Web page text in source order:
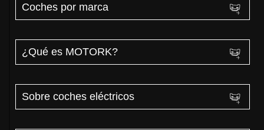
Coches por marca
¿Qué es MOTORK?
Sobre coches eléctricos